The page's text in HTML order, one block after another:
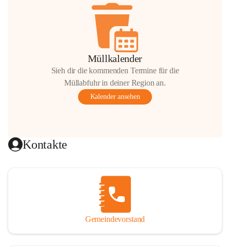
Müllkalender
Sieh dir die kommenden Termine für die
Müllabfuhr in deiner Region an.
Kalender ansehen
Kontakte
Gemeindevorstand